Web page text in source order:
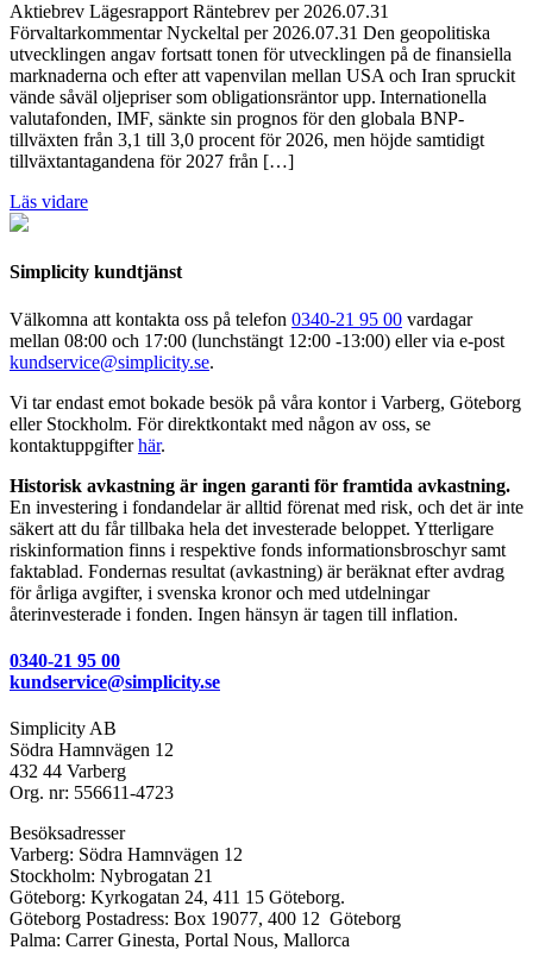
Aktiebrev Lägesrapport Räntebrev per 2026.07.31
Förvaltarkommentar Nyckeltal per 2026.07.31 Den geopolitiska
utvecklingen angav fortsatt tonen för utvecklingen på de finansiella
marknaderna och efter att vapenvilan mellan USA och Iran spruckit
vände såväl oljepriser som obligationsräntor upp. Internationella
valutafonden, IMF, sänkte sin prognos för den globala BNP-
tillväxten från 3,1 till 3,0 procent för 2026, men höjde samtidigt
tillväxtantagandena för 2027 från […]
Läs vidare
Simplicity kundtjänst
Välkomna att kontakta oss på telefon 0340-21 95 00 vardagar
mellan 08:00 och 17:00 (lunchstängt 12:00 -13:00) eller via e-post
kundservice@simplicity.se.
Vi tar endast emot bokade besök på våra kontor i Varberg, Göteborg
eller Stockholm. För direktkontakt med någon av oss, se
kontaktuppgifterhär.
Historisk avkastning är ingen garanti för framtida avkastning.
En investering i fondandelar är alltid förenat med risk, och det är inte
säkert att du får tillbaka hela det investerade beloppet. Ytterligare
riskinformation finns i respektive fonds informationsbroschyr samt
faktablad. Fondernas resultat (avkastning) är beräknat efter avdrag
för årliga avgifter, i svenska kronor och med utdelningar
återinvesterade i fonden. Ingen hänsyn är tagen till inflation.
0340-21 95 00
kundservice@simplicity.se
Simplicity AB
Södra Hamnvägen 12
432 44 Varberg
Org. nr: 556611-4723
Besöksadresser
Varberg: Södra Hamnvägen 12
Stockholm: Nybrogatan 21
Göteborg: Kyrkogatan 24, 411 15 Göteborg.
Göteborg Postadress: Box 19077, 400 12 Göteborg
Palma: Carrer Ginesta, Portal Nous, Mallorca